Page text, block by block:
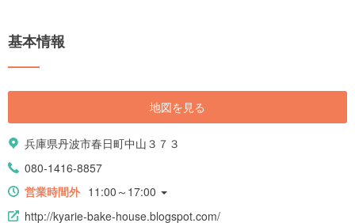
基本情報
地図を見る
兵庫県丹波市春日町中山３７３
080-1416-8857
営業時間外 11:00～17:00
http://kyarie-bake-house.blogspot.com/